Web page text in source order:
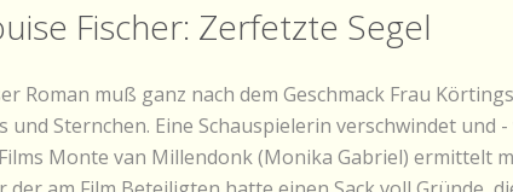
Fischer: Zerfetzte Segel
Roman muß ganz nach dem Geschmack Frau
und Sternchen. Eine Schauspielerin verschwindet
Monte van Millendonk (Monika Gabriel) ermittelt